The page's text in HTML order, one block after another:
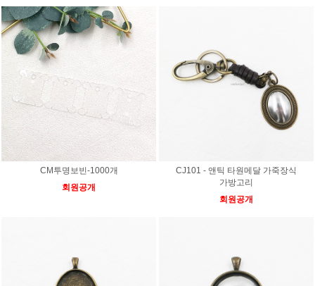
CM투명보빈-1000개
회원공개
CJ101 - 앤틱 타원메달 가죽장식
가방고리
회원공개